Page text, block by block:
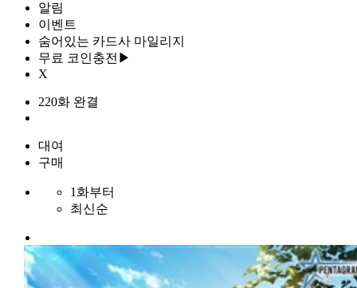
알림
이벤트
숨어있는 카드사 마일리지
무료 코인충전▶
X
220화 완결
대여
구매
1화부터
최신순